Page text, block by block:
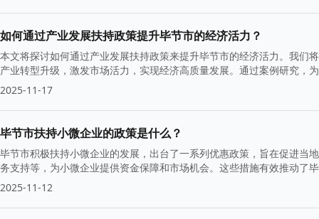
如何通过产业发展扶持政策提升毕节市的经济活力？
本文将探讨如何通过产业发展扶持政策来提升毕节市的经济活力。我们
产业转型升级，激发市场活力，实现经济高质量发展。通过案例研究，
2025-11-17
毕节市扶持小微企业的政策是什么？
毕节市积极扶持小微企业的发展，出台了一系列优惠政策，旨在促进当
务支持等，为小微企业提供资金保障和市场机会。这些措施有效推动了
2025-11-12